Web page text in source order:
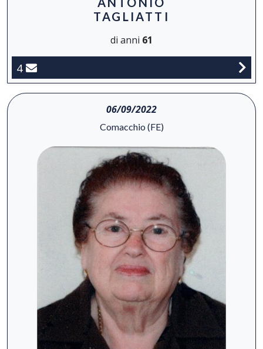
TAGLIATTI
di anni 61
4
06/09/2022
Comacchio (FE)